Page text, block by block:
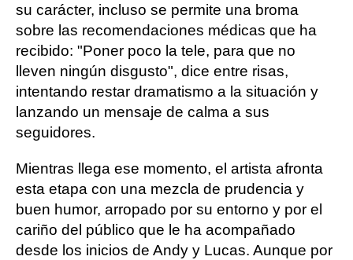
su carácter, incluso se permite una broma
sobre las recomendaciones médicas que ha
recibido: "Poner poco la tele, para que no
lleven ningún disgusto", dice entre risas,
intentando restar dramatismo a la situación y
lanzando un mensaje de calma a sus
seguidores.
Mientras llega ese momento, el artista afronta
esta etapa con una mezcla de prudencia y
buen humor, arropado por su entorno y por el
cariño del público que le ha acompañado
desde los inicios de Andy y Lucas. Aunque por